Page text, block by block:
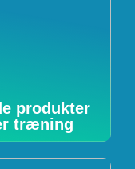
produkter
træning